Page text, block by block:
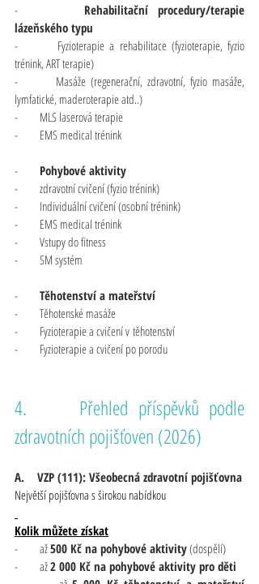
- Rehabilitační procedury/terapie
lázeňského typu
-       Fyzioterapie a rehabilitace (fyzioterapie, fyzio
trénink, ART terapie)
-       Masáže (regenerační, zdravotní, fyzio masáže,
lymfatické, maderoterapie atd..)
-       MLS laserová terapie
-       EMS medical trénink
- Pohybové aktivity
-       zdravotní cvičení (fyzio trénink)
-       Individuální cvičení (osobní trénink)
-       EMS medical trénink
-       Vstupy do fitness
-       SM systém
- Těhotenství a mateřství
-       Těhotenské masáže
-       Fyzioterapie a cvičení v těhotenství
-       Fyzioterapie a cvičení po porodu
4.     Přehled příspěvků podle
zdravotních pojišťoven (2026)
A.    VZP (111): Všeobecná zdravotní pojišťovna
Největší pojišťovna s širokou nabídkou
Kolik můžete získat
-       až 500 Kč na pohybové aktivity (dospělí)
-       až 2 000 Kč na pohybové aktivity pro děti